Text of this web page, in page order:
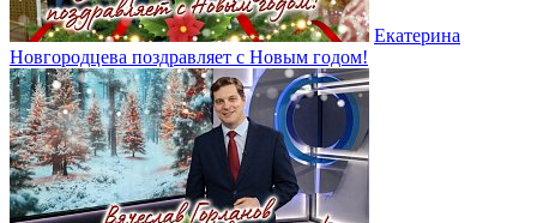
Екатерина
Новгородцева поздравляет с Новым годом!